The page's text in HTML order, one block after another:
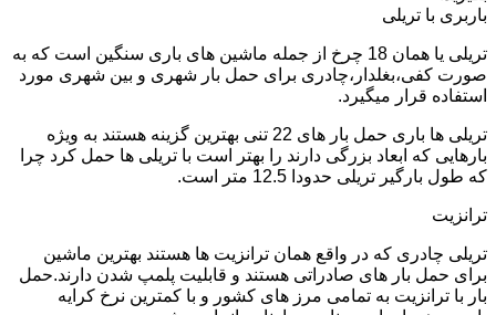
باربری با تریلی
تریلی یا همان 18 چرخ از جمله ماشین های باری سنگین است که به
صورت کفی،بغلدار،چادری برای حمل بار شهری و بین شهری مورد
استفاده قرار میگیرد.
تریلی ها باری حمل بار های 22 تنی بهترین گزینه هستند به ویژه
بارهایی که ابعاد بزرگی دارند را بهتر است با تریلی ها حمل کرد چرا
که طول بارگیر تریلی حدودا 12.5 متر است.
ترانزیت
تریلی چادری که در واقع همان ترانزیت ها هستند بهترین ماشین
برای حمل بار های صادراتی هستند و قابلیت پلمپ شدن دارند.حمل
بار با ترانزیت به تمامی مرز های کشور و با کمترین نرخ کرایه